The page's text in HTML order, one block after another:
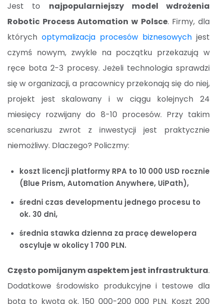
Jest to najpopularniejszy model wdrożenia
Robotic Process Automation w Polsce. Firmy, dla
których optymalizacja procesów biznesowych jest
czymś nowym, zwykle na początku przekazują w
ręce bota 2-3 procesy. Jeżeli technologia sprawdzi
się w organizacji, a pracownicy przekonają się do niej,
projekt jest skalowany i w ciągu kolejnych 24
miesięcy rozwijany do 8-10 procesów. Przy takim
scenariuszu zwrot z inwestycji jest praktycznie
niemożliwy. Dlaczego? Policzmy:
koszt licencji platformy RPA to 10 000 USD rocznie
(Blue Prism, Automation Anywhere, UiPath),
średni czas developmentu jednego procesu to
ok. 30 dni,
średnia stawka dzienna za pracę dewelopera
oscyluje w okolicy 1 700 PLN.
Często pomijanym aspektem jest infrastruktura.
Dodatkowe środowisko produkcyjne i testowe dla
bota to kwota ok. 150 000-200 000 PLN. Koszt 200